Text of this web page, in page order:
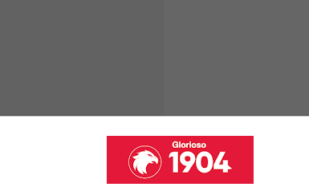
Nunes não iria continuar noBenficae o cenário de
últimas semanas.
A transferência acabou agora
com o jogador de 31 anos a assinar um